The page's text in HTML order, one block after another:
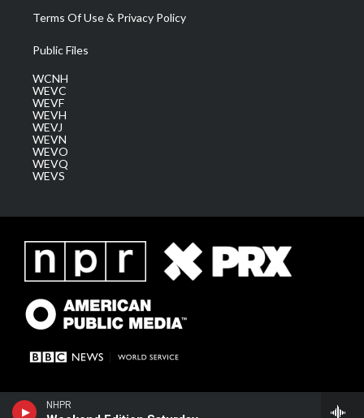
NHPR
Terms Of Use & Privacy Policy
Public Files
WCNH
WEVC
WEVF
WEVH
WEVJ
WEVN
WEVO
WEVQ
WEVS